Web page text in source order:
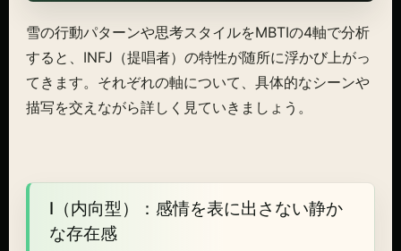
雪の行動パターンや思考スタイルをMBTIの4軸で分析
すると、INFJ（提唱者）の特性が随所に浮かび上がっ
てきます。それぞれの軸について、具体的なシーンや
描写を交えながら詳しく見ていきましょう。
I（内向型）：感情を表に出さない静か
な存在感